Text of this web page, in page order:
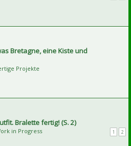
Bretagne, eine Kiste und
Projekte
Bralette fertig! (S. 2)
1 2
in Progress